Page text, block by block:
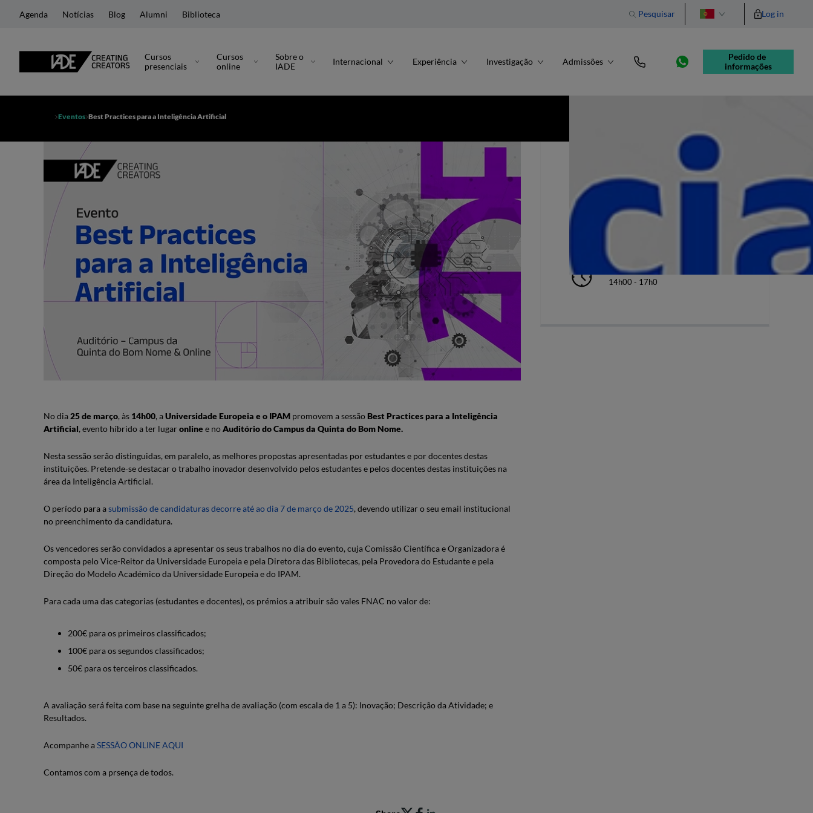
Agenda Notícias Blog Alumni Biblioteca
Pesquisar
English
Log in
Cursos
presenciais
Cursos
online
Sobre o
IADE
Internacional Experiência Investigação Admissões
Pedido de
informações
Eventos Best Practices para a Inteligência Artificial
No dia25 de março, às 14h00, aUniversidade Europeia e o IPAM promovem a sessão Best Practices para a Inteligência
Artificial, evento híbrido a ter lugaronline e noAuditório doCampus da Quinta do Bom Nome.
Nesta sessão serão distinguidas, em paralelo, as melhores propostas apresentadas por estudantes e por docentes destas
instituições. Pretende-se destacar o trabalho inovador desenvolvido pelos estudantes e pelos docentes destas instituições na
área da Inteligência Artificial.
O período para asubmissão de candidaturas decorre até ao dia 7 de março de 2025, devendo utilizar o seu email institucional
no preenchimento da candidatura.
Os vencedores serão convidados a apresentar os seus trabalhos no dia do evento, cuja Comissão Científica e Organizadora é
composta pelo Vice-Reitor da Universidade Europeia e pela Diretora das Bibliotecas, pela Provedora do Estudante e pela
Direção do Modelo Académico da Universidade Europeia e do IPAM.
Para cada uma das categorias (estudantes e docentes), os prémios a atribuir são vales FNAC no valor de:
200€ para os primeiros classificados;
100€ para os segundos classificados;
50€ para os terceiros classificados.
A avaliação será feita com base na seguinte grelha de avaliação (com escala de 1 a 5): Inovação; Descrição da Atividade; e
Resultados.
Acompanhe aSESSÃO ONLINE AQUI
Contamos com a prsença de todos.
QUANDO
ONDE
HORA
14h00 - 17h0